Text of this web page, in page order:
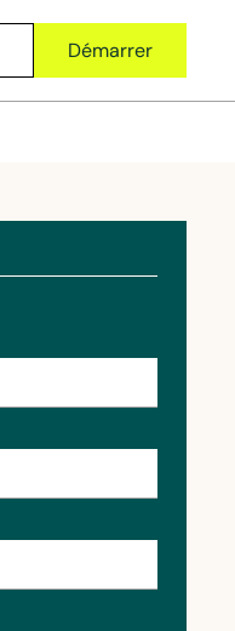
Démarrer